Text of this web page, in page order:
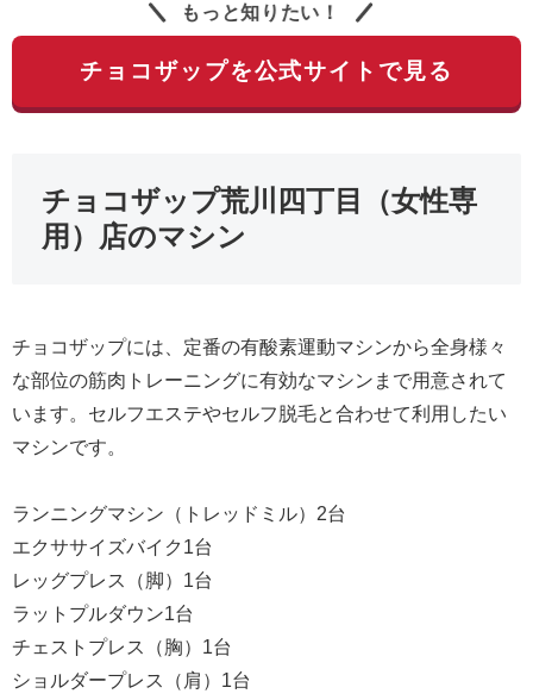
もっと知りたい！
チョコザップを公式サイトで見る
チョコザップ荒川四丁目（女性専
用）店のマシン
チョコザップには、定番の有酸素運動マシンから全身様々
な部位の筋肉トレーニングに有効なマシンまで用意されて
います。セルフエステやセルフ脱毛と合わせて利用したい
マシンです。
ランニングマシン（トレッドミル）2台
エクササイズバイク1台
レッグプレス（脚）1台
ラットプルダウン1台
チェストプレス（胸）1台
ショルダープレス（肩）1台